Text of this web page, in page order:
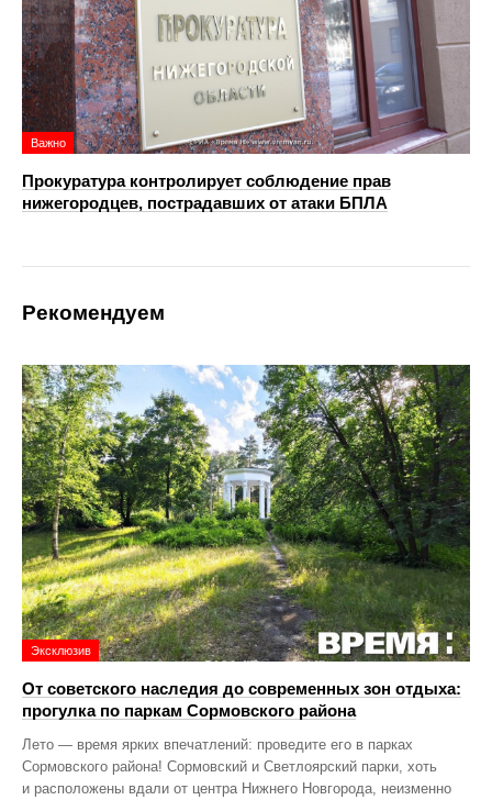
Важно
Прокуратура контролирует соблюдение прав
нижегородцев, пострадавших от атаки БПЛА
Рекомендуем
Эксклюзив
От советского наследия до современных зон отдыха:
прогулка по паркам Сормовского района
Лето — время ярких впечатлений: проведите его в парках
Сормовского района! Сормовский и Светлоярский парки, хоть
и расположены вдали от центра Нижнего Новгорода, неизменно